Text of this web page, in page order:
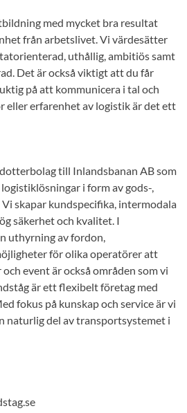
med mycket bra resultat
från arbetslivet. Vi värdesätter
uthållig, ambitiös samt
Det är också viktigt att du får
på att kommunicera i tal och
eller erfarenhet av logistik är det ett
till Inlandsbanan AB som
i form av gods-,
skapar kundspecifika, intermodala
säkerhet och kvalitet. I
uthyrning av fordon,
för olika operatörer att
event är också områden som vi
är ett flexibelt företag med
fokus på kunskap och service är vi
naturlig del av transportsystemet i